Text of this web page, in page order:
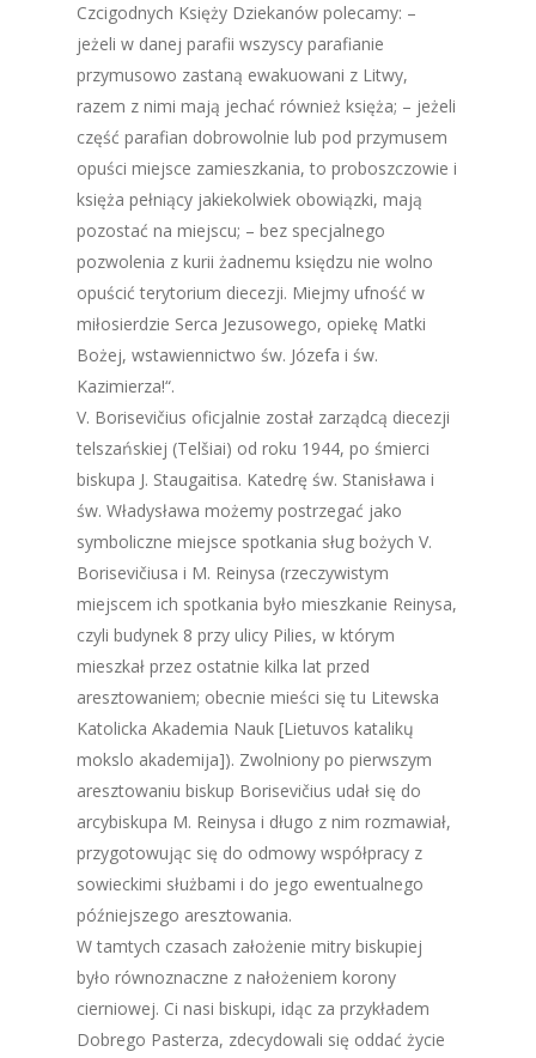
Czcigodnych Księży Dziekanów polecamy: –
jeżeli w danej parafii wszyscy parafianie
przymusowo zastaną ewakuowani z Litwy,
razem z nimi mają jechać również księża; – jeżeli
część parafian dobrowolnie lub pod przymusem
opuści miejsce zamieszkania, to proboszczowie i
księża pełniący jakiekolwiek obowiązki, mają
pozostać na miejscu; – bez specjalnego
pozwolenia z kurii żadnemu księdzu nie wolno
opuścić terytorium diecezji. Miejmy ufność w
miłosierdzie Serca Jezusowego, opiekę Matki
Bożej, wstawiennictwo św. Józefa i św.
Kazimierza!“.
V. Borisevičius oficjalnie został zarządcą diecezji
telszańskiej (Telšiai) od roku 1944, po śmierci
biskupa J. Staugaitisa. Katedrę św. Stanisława i
św. Władysława możemy postrzegać jako
symboliczne miejsce spotkania sług bożych V.
Borisevičiusa i M. Reinysa (rzeczywistym
miejscem ich spotkania było mieszkanie Reinysa,
czyli budynek 8 przy ulicy Pilies, w którym
mieszkał przez ostatnie kilka lat przed
aresztowaniem; obecnie mieści się tu Litewska
Katolicka Akademia Nauk [Lietuvos katalikų
mokslo akademija]). Zwolniony po pierwszym
aresztowaniu biskup Borisevičius udał się do
arcybiskupa M. Reinysa i długo z nim rozmawiał,
przygotowując się do odmowy współpracy z
sowieckimi służbami i do jego ewentualnego
późniejszego aresztowania.
W tamtych czasach założenie mitry biskupiej
było równoznaczne z nałożeniem korony
cierniowej. Ci nasi biskupi, idąc za przykładem
Dobrego Pasterza, zdecydowali się oddać życie